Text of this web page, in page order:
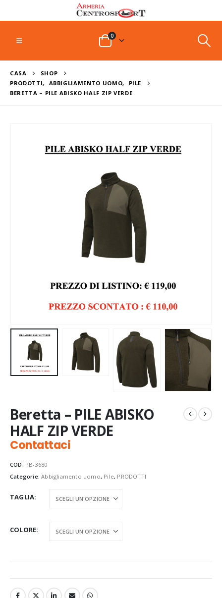
0
CASA
SHOP
PRODOTTI, ABBIGLIAMENTO UOMO,
PILE
BERETTA – PILE ABISKO HALF ZIP VERDE
Beretta – PILE ABISKO
HALF ZIP VERDE
Contattaci
COD: PB-3680
Categorie:Abbigliamento uomo, Pile, PRODOTTI
TAGLIA
COLORE